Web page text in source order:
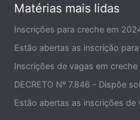
Matérias mais lidas
Inscrições para creche em
Estão abertas as inscrição
Inscrições de vagas em
DECRETO Nº 7.846 - Dispõe
Estão abertas as inscrições de